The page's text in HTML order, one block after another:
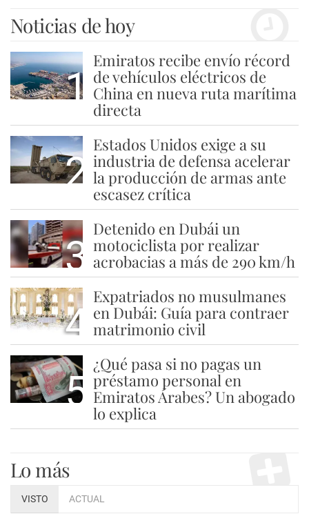
Noticias de hoy
1
Emiratos recibe envío récord
de vehículos eléctricos de
China en nueva ruta marítima
directa
2
Estados Unidos exige a su
industria de defensa acelerar
la producción de armas ante
escasez crítica
3
Detenido en Dubái un
motociclista por realizar
acrobacias a más de 290 km/h
4
Expatriados no musulmanes
en Dubái: Guía para contraer
matrimonio civil
5
¿Qué pasa si no pagas un
préstamo personal en
Emiratos Árabes? Un abogado
lo explica
Lo más
VISTO ACTUAL